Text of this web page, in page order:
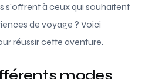
s’offrent à ceux qui souhaitent
de voyage ? Voici
réussir cette aventure.
modes